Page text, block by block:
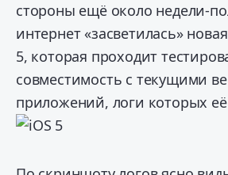
стороны ещё около недели-
интернет «засветилась»
5, которая проходит
совместимость с текущими
приложений, логи которых